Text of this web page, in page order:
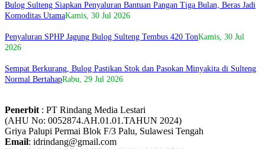
Bulog Sulteng Siapkan Penyaluran Bantuan Pangan Tiga Bulan, Beras Jadi
Komoditas UtamaKamis, 30 Jul 2026
Penyaluran SPHP Jagung Bulog Sulteng Tembus 420 TonKamis, 30 Jul
2026
Sempat Berkurang, Bulog Pastikan Stok dan Pasokan Minyakita di Sulteng
Normal BertahapRabu, 29 Jul 2026
Penerbit : PT Rindang Media Lestari
(AHU No: 0052874.AH.01.01.TAHUN 2024)
Griya Palupi Permai Blok F/3 Palu, Sulawesi Tengah
Email: idrindang@gmail.com